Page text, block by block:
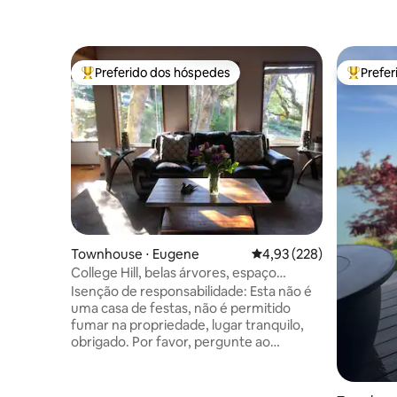
Entre os melhores preferidos dos hóspedes
Preferido dos hóspedes
Townhouse ⋅ Eugene 4,93 de uma avaliação
4,93 (228)
College Hill, belas árvores, espaço
tranquilo.
Isenção de responsabilidade: Esta não é
uma casa de festas, não é permitido
fumar na propriedade, lugar tranquilo,
obrigado. Por favor, pergunte ao
Entre